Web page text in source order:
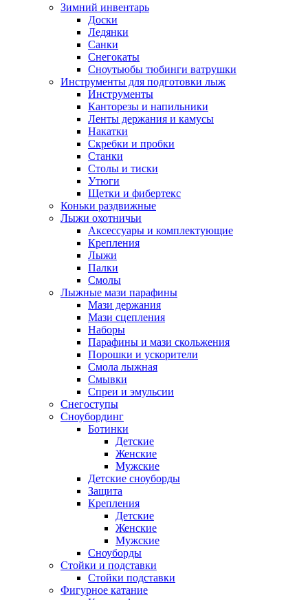
Зимний инвентарь
Доски
Ледянки
Санки
Снегокаты
Сноутьюбы тюбинги ватрушки
Инструменты для подготовки лыж
Инструменты
Канторезы и напильники
Ленты держания и камусы
Накатки
Скребки и пробки
Станки
Столы и тиски
Утюги
Щетки и фибертекс
Коньки раздвижные
Лыжи охотничьи
Аксессуары и комплектующие
Крепления
Лыжи
Палки
Смолы
Лыжные мази парафины
Мази держания
Мази сцепления
Наборы
Парафины и мази скольжения
Порошки и ускорители
Смола лыжная
Смывки
Спреи и эмульсии
Снегоступы
Сноубординг
Ботинки
Детские
Женские
Мужские
Детские сноуборды
Защита
Крепления
Детские
Женские
Мужские
Сноуборды
Стойки и подставки
Cтойки подставки
Фигурное катание